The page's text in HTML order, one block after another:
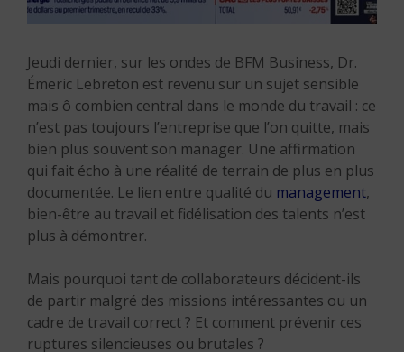
Jeudi dernier, sur les ondes de BFM Business, Dr.
Émeric Lebreton est revenu sur un sujet sensible
mais ô combien central dans le monde du travail : ce
n’est pas toujours l’entreprise que l’on quitte, mais
bien plus souvent son manager. Une affirmation
qui fait écho à une réalité de terrain de plus en plus
documentée. Le lien entre qualité du management,
bien-être au travail et fidélisation des talents n’est
plus à démontrer.
Mais pourquoi tant de collaborateurs décident-ils
de partir malgré des missions intéressantes ou un
cadre de travail correct ? Et comment prévenir ces
ruptures silencieuses ou brutales ?